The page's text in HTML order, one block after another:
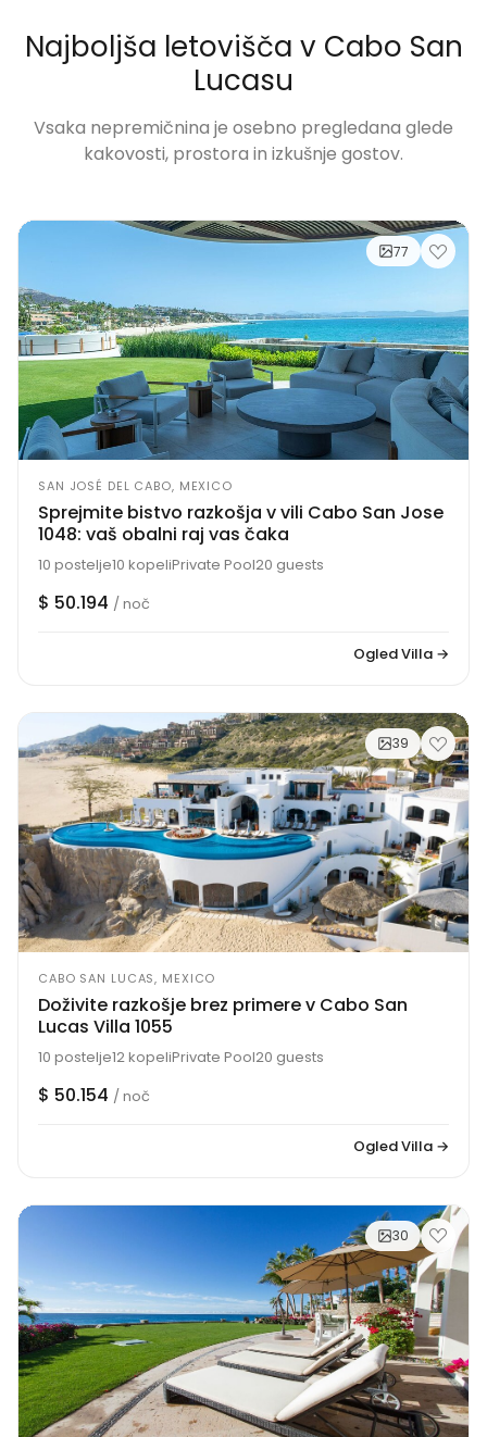
Najboljša letovišča v Cabo San
Lucasu
Vsaka nepremičnina je osebno pregledana glede
kakovosti, prostora in izkušnje gostov.
77
SAN JOSÉ DEL CABO, MEXICO
Sprejmite bistvo razkošja v vili Cabo San Jose
1048: vaš obalni raj vas čaka
10 postelje10 kopeliPrivate Pool20 guests
$ 50.194 / noč
Ogled Villa →
39
CABO SAN LUCAS, MEXICO
Doživite razkošje brez primere v Cabo San
Lucas Villa 1055
10 postelje12 kopeliPrivate Pool20 guests
$ 50.154 / noč
Ogled Villa →
30